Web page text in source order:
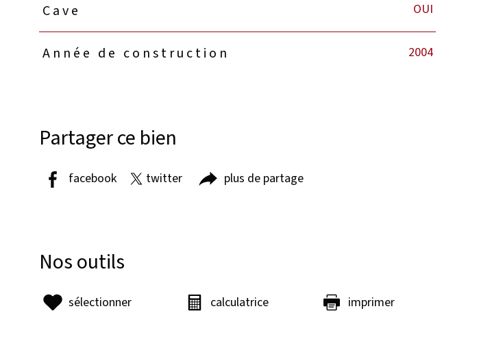
Cave OUI
Année de construction 2004
Partager ce bien
facebook twitter plus de partage
Nos outils
sélectionner calculatrice imprimer